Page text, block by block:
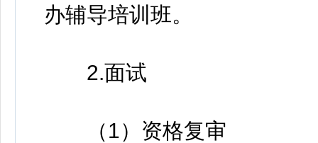
办辅导培训班。
2.面试
（1）资格复审